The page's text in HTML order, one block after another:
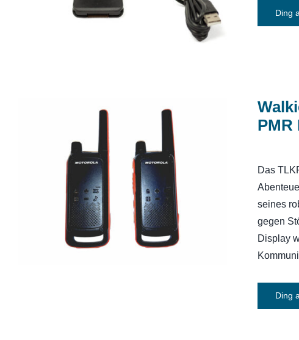
Ding
Walkie-Talkie-Motorola Talkabout
T82 PMR Funkgerät
PMR
Das
seines
gegen
Display
Ding